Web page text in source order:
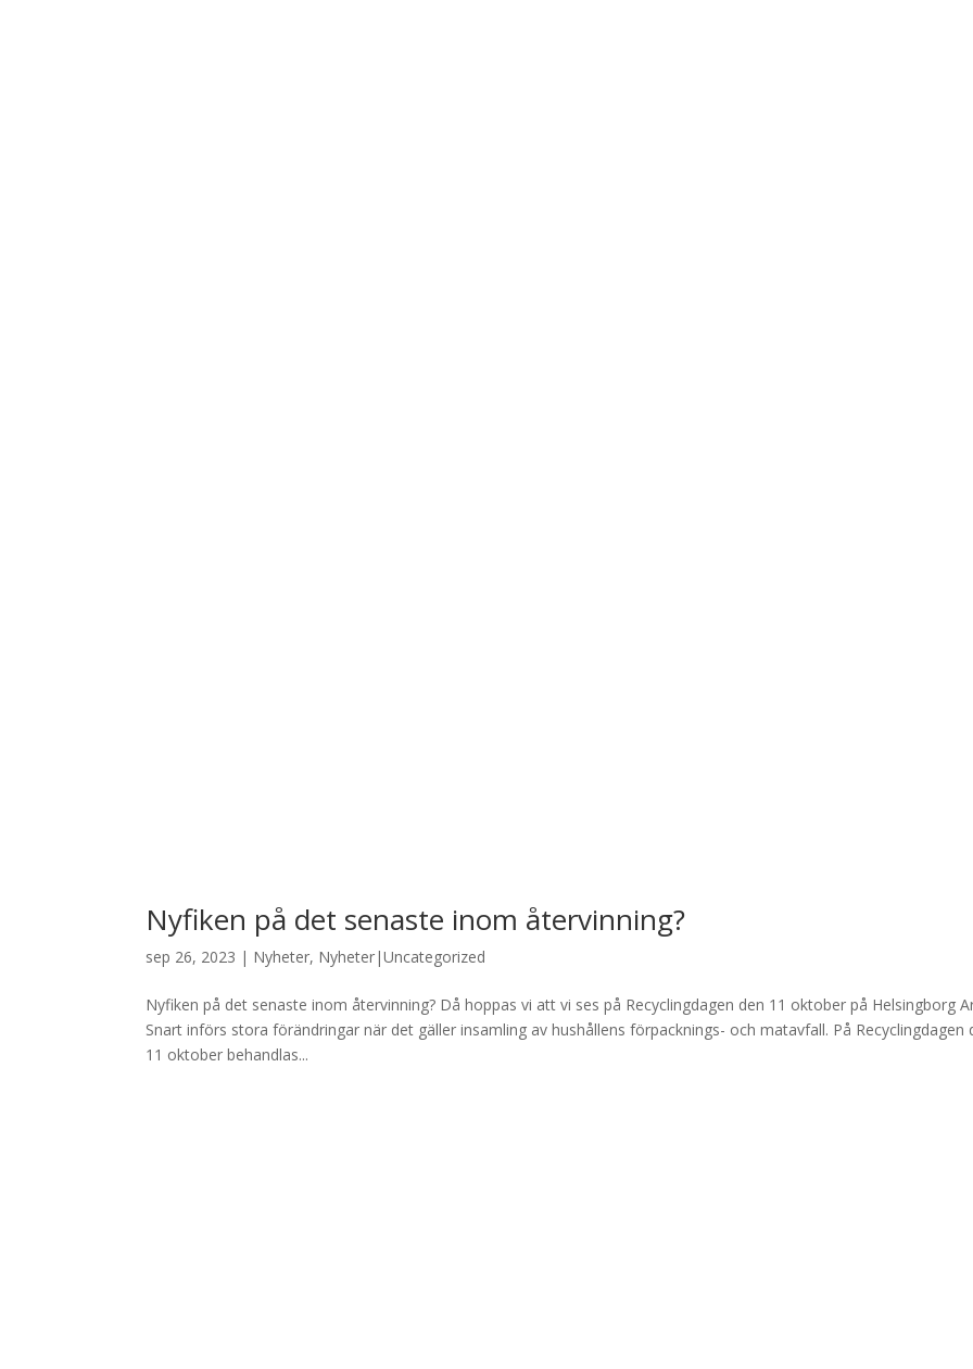
Nyfiken på det senaste inom återvinning?
sep 26, 2023 | Nyheter, Nyheter|Uncategorized
Nyfiken på det senaste inom återvinning? Då hoppas vi att vi ses på Recyclingdagen den 11 oktober på Helsingborg
Snart införs stora förändringar när det gäller insamling av hushållens förpacknings- och matavfall. På Recyclingdagen
11 oktober behandlas...